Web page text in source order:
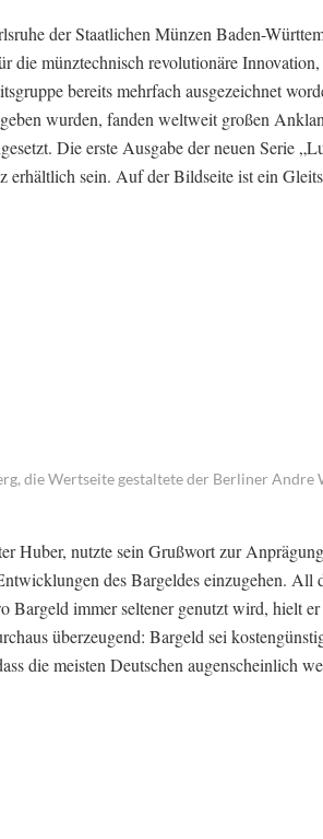
der Staatlichen Münzen Baden-
die münztechnisch revolutionäre
bereits mehrfach ausgezeichnet
wurden, fanden weltweit großen
Die erste Ausgabe der neuen Serie
erhältlich sein. Auf der Bildseite ist ein
die Wertseite gestaltete der Berliner Andre
Huber, nutzte sein Grußwort zur
des Bargeldes einzugehen.
immer seltener genutzt wird, hielt
überzeugend: Bargeld sei
die meisten Deutschen augenscheinlich